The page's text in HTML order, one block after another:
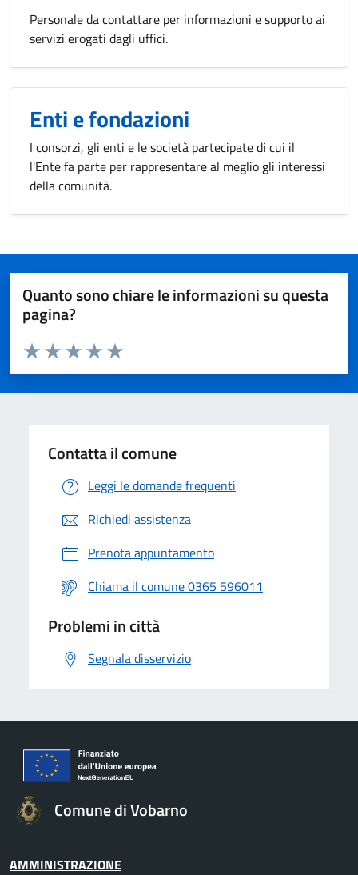
Personale da contattare per informazioni e supporto ai
servizi erogati dagli uffici.
Enti e fondazioni
I consorzi, gli enti e le società partecipate di cui il
l'Ente fa parte per rappresentare al meglio gli interessi
della comunità.
Quanto sono chiare le informazioni su questa
pagina?
Valuta da 1 a 5 stelle la pagina
Valuta 5 stelle su 5
Valuta 4 stelle su 5
Valuta 3 stelle su 5
Valuta 2 stelle su 5
Valuta 1 stelle su 5
Contatta il comune
Leggi le domande frequenti
Richiedi assistenza
Prenota appuntamento
Chiama il comune 0365 596011
Problemi in città
Segnala disservizio
Comune di Vobarno
AMMINISTRAZIONE